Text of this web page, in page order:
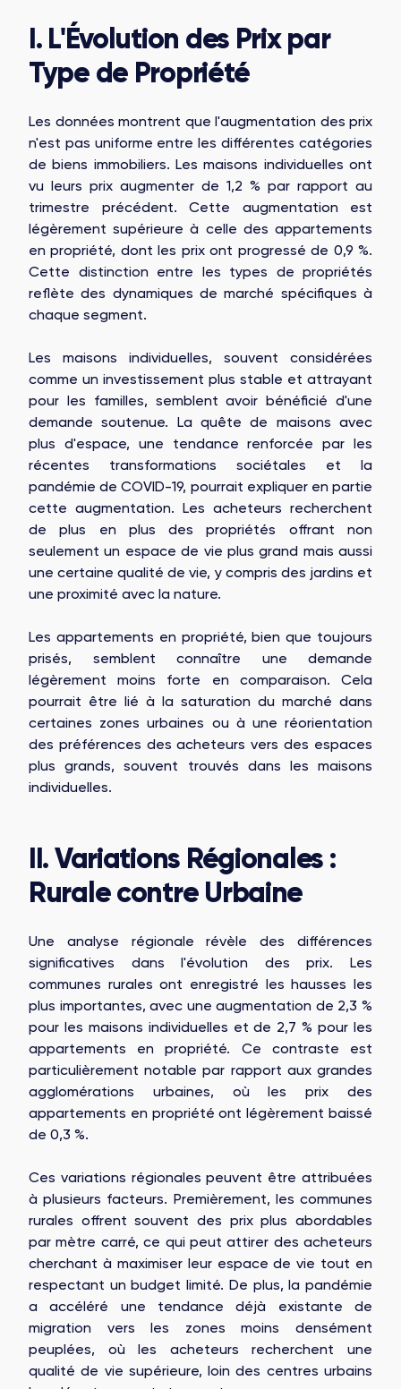
I. L'Évolution des Prix par
Type de Propriété
Les données montrent que l'augmentation des prix
n'est pas uniforme entre les différentes catégories
de biens immobiliers. Les maisons individuelles ont
vu leurs prix augmenter de 1,2 % par rapport au
trimestre précédent. Cette augmentation est
légèrement supérieure à celle des appartements
en propriété, dont les prix ont progressé de 0,9 %.
Cette distinction entre les types de propriétés
reflète des dynamiques de marché spécifiques à
chaque segment.
Les maisons individuelles, souvent considérées
comme un investissement plus stable et attrayant
pour les familles, semblent avoir bénéficié d'une
demande soutenue. La quête de maisons avec
plus d'espace, une tendance renforcée par les
récentes transformations sociétales et la
pandémie de COVID-19, pourrait expliquer en partie
cette augmentation. Les acheteurs recherchent
de plus en plus des propriétés offrant non
seulement un espace de vie plus grand mais aussi
une certaine qualité de vie, y compris des jardins et
une proximité avec la nature.
Les appartements en propriété, bien que toujours
prisés, semblent connaître une demande
légèrement moins forte en comparaison. Cela
pourrait être lié à la saturation du marché dans
certaines zones urbaines ou à une réorientation
des préférences des acheteurs vers des espaces
plus grands, souvent trouvés dans les maisons
individuelles.
II. Variations Régionales :
Rurale contre Urbaine
Une analyse régionale révèle des différences
significatives dans l'évolution des prix. Les
communes rurales ont enregistré les hausses les
plus importantes, avec une augmentation de 2,3 %
pour les maisons individuelles et de 2,7 % pour les
appartements en propriété. Ce contraste est
particulièrement notable par rapport aux grandes
agglomérations urbaines, où les prix des
appartements en propriété ont légèrement baissé
de 0,3 %.
Ces variations régionales peuvent être attribuées
à plusieurs facteurs. Premièrement, les communes
rurales offrent souvent des prix plus abordables
par mètre carré, ce qui peut attirer des acheteurs
cherchant à maximiser leur espace de vie tout en
respectant un budget limité. De plus, la pandémie
a accéléré une tendance déjà existante de
migration vers les zones moins densément
peuplées, où les acheteurs recherchent une
qualité de vie supérieure, loin des centres urbains